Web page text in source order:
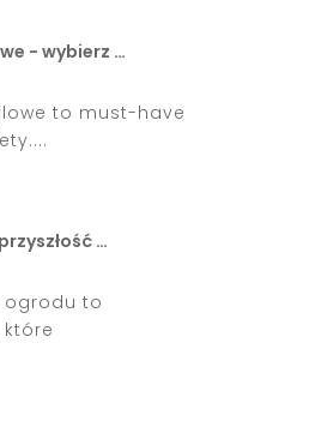
- wybierz …
to must-have
…
ogrodu to